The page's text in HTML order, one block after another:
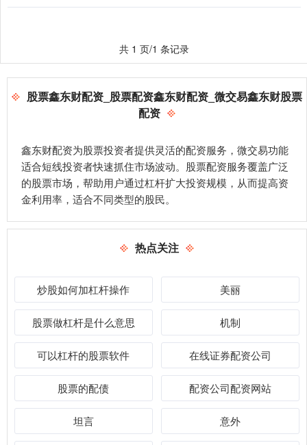
共 1 页/1 条记录
股票鑫东财配资_股票配资鑫东财配资_微交易鑫东财股票
配资
鑫东财配资为股票投资者提供灵活的配资服务，微交易功能
适合短线投资者快速抓住市场波动。股票配资服务覆盖广泛
的股票市场，帮助用户通过杠杆扩大投资规模，从而提高资
金利用率，适合不同类型的股民。
热点关注
炒股如何加杠杆操作 美丽
股票做杠杆是什么意思 机制
可以杠杆的股票软件 在线证券配资公司
股票的配债 配资公司配资网站
坦言 意外